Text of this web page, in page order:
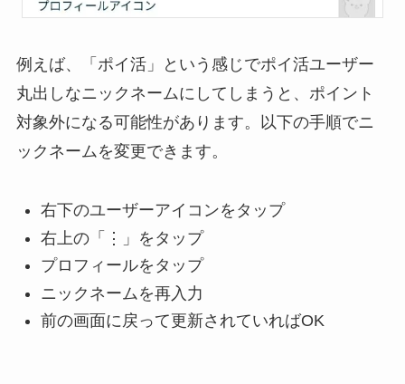
例えば、「ポイ活」という感じでポイ活ユーザー
丸出しなニックネームにしてしまうと、ポイント
対象外になる可能性があります。以下の手順でニ
ックネームを変更できます。
右下のユーザーアイコンをタップ
右上の「⋮」をタップ
プロフィールをタップ
ニックネームを再入力
前の画面に戻って更新されていればOK